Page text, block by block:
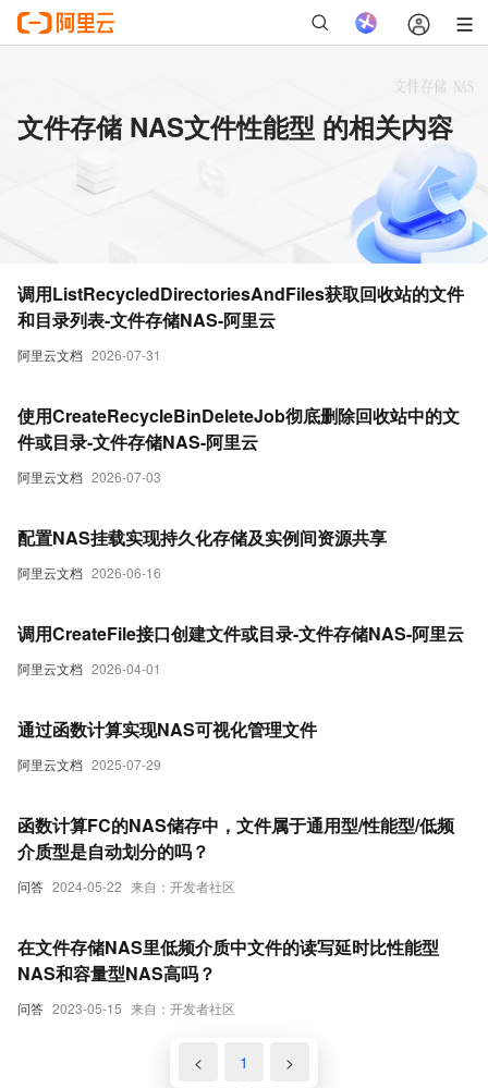
文件存储 NAS文件性能型 的相关内容
阿里云文档 2026-07-31
调用ListRecycledDirectoriesAndFiles获取回收站的文件
和目录列表-文件存储NAS-阿里云
阿里云文档 2026-07-03
使用CreateRecycleBinDeleteJob彻底删除回收站中的文
件或目录-文件存储NAS-阿里云
阿里云文档 2026-06-16
配置NAS挂载实现持久化存储及实例间资源共享
阿里云文档 2026-04-01
调用CreateFile接口创建文件或目录-文件存储NAS-阿里云
阿里云文档 2025-07-29
通过函数计算实现NAS可视化管理文件
问答 2024-05-22 来自：开发者社区
函数计算FC的NAS储存中，文件属于通用型/性能型/低频
介质型是自动划分的吗？
问答 2023-05-15 来自：开发者社区
在文件存储NAS里低频介质中文件的读写延时比性能型
NAS和容量型NAS高吗？
< 1 >